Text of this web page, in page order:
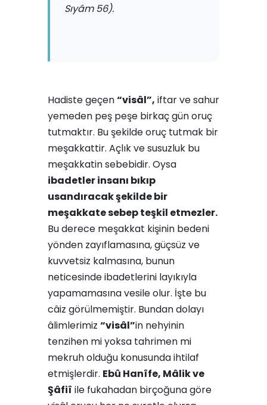
Sıyâm 56).
Hadiste geçen“visâl”, iftar ve sahur
yemeden peş peşe birkaç gün oruç
tutmaktır. Bu şekilde oruç tutmak bir
meşakkattir. Açlık ve susuzluk bu
meşakkatin sebebidir. Oysa
ibadetler insanı bıkıp
usandıracak şekilde bir
meşakkate sebep teşkil etmezler.
Bu derece meşakkat kişinin bedeni
yönden zayıflamasına, güçsüz ve
kuvvetsiz kalmasına, bunun
neticesinde ibadetlerini layıkıyla
yapamamasına vesile olur. İşte bu
câiz görülmemiştir. Bundan dolayı
âlimlerimiz “visâl”in nehyinin
tenzihen mi yoksa tahrimen mi
mekruh olduğu konusunda ihtilaf
etmişlerdir. Ebû Hanîfe, Mâlik ve
Şâfiî ile fukahadan birçoğuna göre